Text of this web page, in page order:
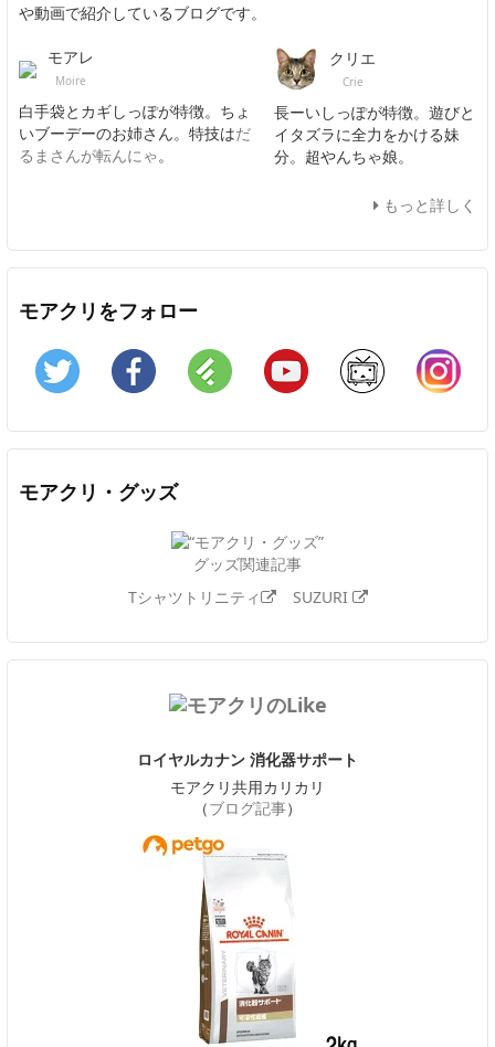
や動画で紹介しているブログです。
モアレ
Moire
白手袋とカギしっぽが特徴。ちょ
いブーデーのお姉さん。特技はだ
るまさんが転んにゃ。
クリエ
Crie
長ーいしっぽが特徴。遊びと
イタズラに全力をかける妹
分。超やんちゃ娘。
もっと詳しく
モアクリをフォロー
Twitter Facebook Feedly YouTube ニコニコ動画
モアクリ・グッズ
グッズ関連記事
Tシャツトリニティ
SUZURI
ロイヤルカナン 消化器サポート
モアクリ共用カリカリ
（ブログ記事）